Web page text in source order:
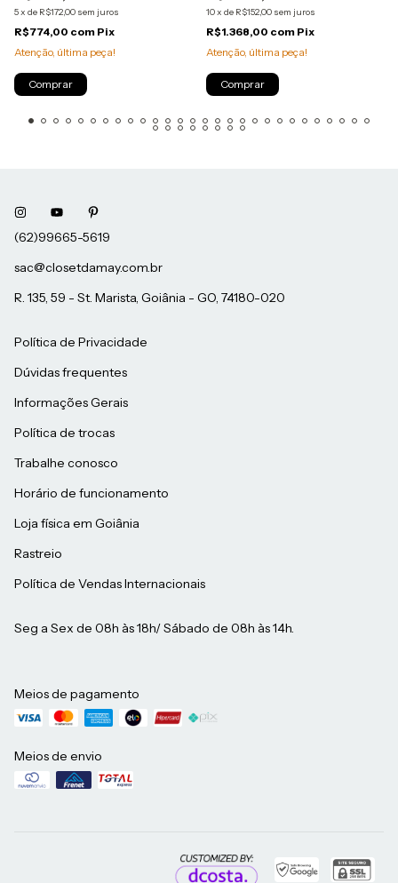
5x de R$172,00 sem juros
R$774,00 com Pix
Atenção, última peça!
Comprar
10x de R$152,00 sem juros
R$1.368,00 com Pix
Atenção, última peça!
Comprar
sac@closetdamay.com.br
R. 135, 59 - St. Marista, Goiânia - GO, 74180-020
Política de Privacidade
Dúvidas frequentes
Informações Gerais
Política de trocas
Trabalhe conosco
Horário de funcionamento
Loja física em Goiânia
Rastreio
Política de Vendas Internacionais
Seg a Sex de 08h às 18h/ Sábado de 08h às 14h.
Meios de pagamento
Meios de envio